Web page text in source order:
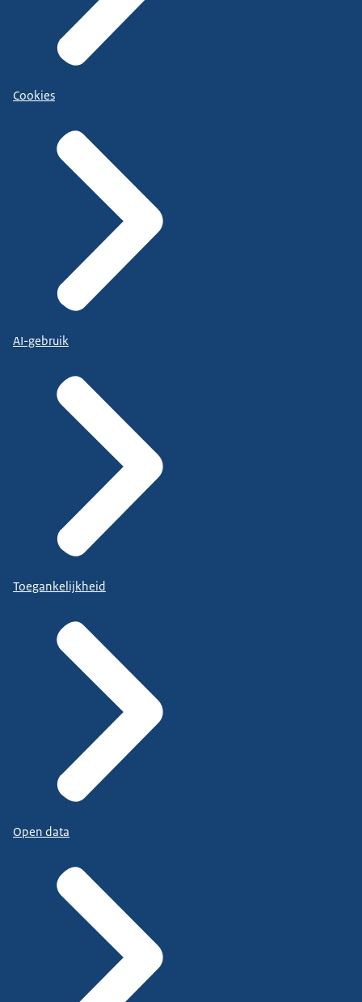
Cookies
AI-gebruik
Toegankelijkheid
Open data